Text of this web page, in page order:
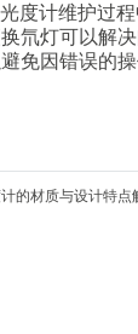
计维护过程
氘灯可以解
免因错误的操
的材质与设计特点